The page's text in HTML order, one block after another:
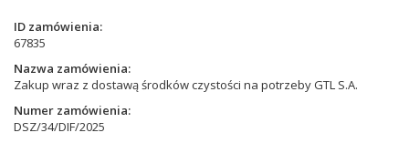
ID zamówienia
67835
Nazwa zamówienia
Zakup wraz z dostawą środków czystości na potrzeby GTL S.A.
Numer zamówienia
DSZ/34/DIF/2025